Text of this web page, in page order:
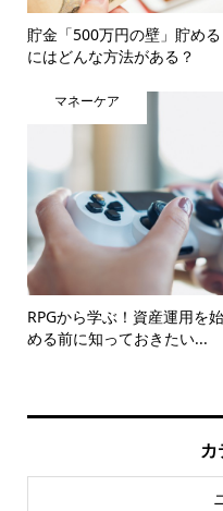
貯金「500万円の壁」貯める
にはどんな方法がある？
マネーケア
RPGから学ぶ！資産運用を始
める前に知っておきたい...
カ